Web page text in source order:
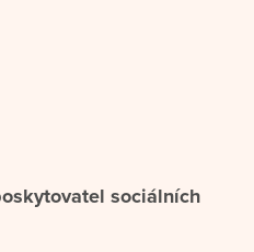
sociálních